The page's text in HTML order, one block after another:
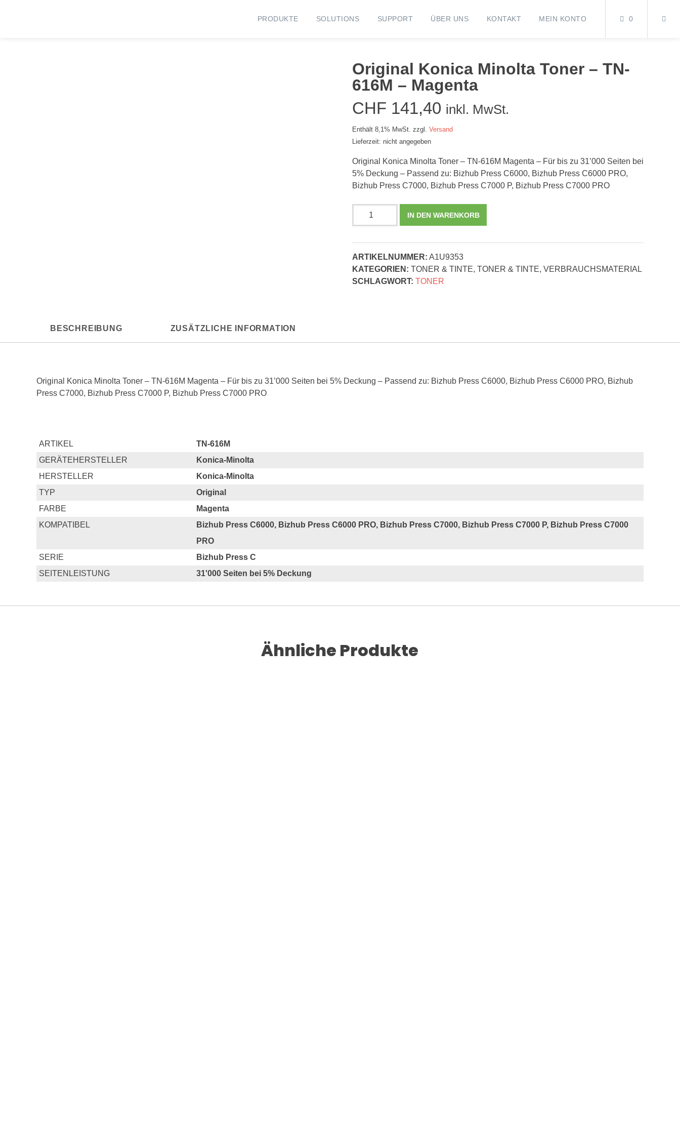
PRODUKTE SOLUTIONS SUPPORT ÜBER UNS KONTAKT MEIN KONTO 0
Original Konica Minolta Toner – TN-
616M – Magenta
CHF 141,40 inkl. MwSt.
Enthält 8,1% MwSt. zzgl. Versand
Lieferzeit: nicht angegeben
Original Konica Minolta Toner – TN-616M Magenta – Für bis zu 31’000 Seiten bei
5% Deckung – Passend zu: Bizhub Press C6000, Bizhub Press C6000 PRO,
Bizhub Press C7000, Bizhub Press C7000 P, Bizhub Press C7000 PRO
Toner
-
TN-
616M
IN DEN WARENKORB
ARTIKELNUMMER: A1U9353
KATEGORIEN: TONER & TINTE, TONER & TINTE, VERBRAUCHSMATERIAL
SCHLAGWORT: TONER
BESCHREIBUNG ZUSÄTZLICHE INFORMATION
Original Konica Minolta Toner – TN-616M Magenta – Für bis zu 31’000 Seiten bei 5% Deckung – Passend zu: Bizhub Press C6000, Bizhub Press C6000 PRO, Bizhub
Press C7000, Bizhub Press C7000 P, Bizhub Press C7000 PRO
ARTIKEL
TN-616M
GERÄTEHERSTELLER
Konica-Minolta
HERSTELLER
Konica-Minolta
TYP
Original
FARBE
Magenta
KOMPATIBEL
Bizhub Press C6000, Bizhub Press C6000 PRO, Bizhub Press C7000, Bizhub Press C7000 P, Bizhub Press C7000
PRO
SERIE
Bizhub Press C
SEITENLEISTUNG
31'000 Seiten bei 5% Deckung
Ähnliche Produkte